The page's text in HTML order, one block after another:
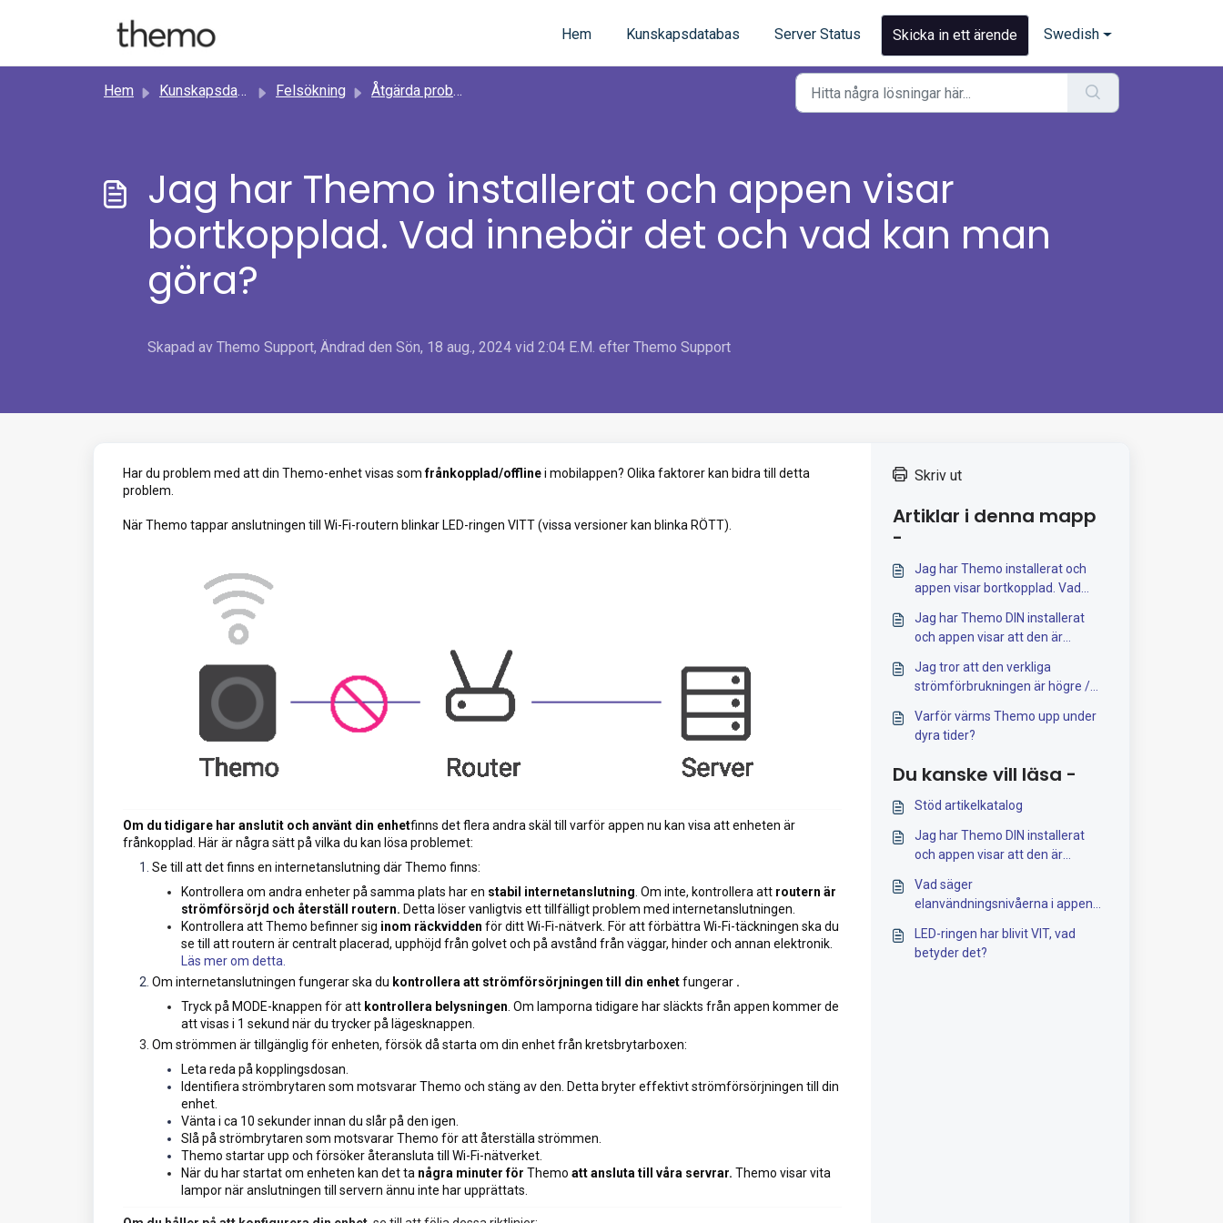
Hem
Kunskapsdatabas Server Status Skicka in ett ärende Swedish
Hem Kunskapsdatabas Felsökning Åtgärda problem med Themo-applikationer
Jag har Themo installerat och appen visar
bortkopplad. Vad innebär det och vad kan man
göra?
Skapad av Themo Support, Ändrad den Sön, 18 aug., 2024 vid 2:04 E.M. efter Themo Support
Har du problem med att din Themo-enhet visas somfrånkopplad/offlinei mobilappen? Olika faktorer kan bidra till detta
problem.
När Themo tappar anslutningen till Wi-Fi-routern blinkar LED-ringen VITT (vissa versioner kan blinka RÖTT).
Om du tidigare har anslutit och använt din enhetfinns det flera andra skäl till varför appen nu kan visa att enheten är
frånkopplad. Här är några sätt på vilka du kan lösa problemet:
Se till att det finns en internetanslutning där Themo finns:
Kontrollera om andra enheter på samma plats har en stabil internetanslutning . Om inte, kontrollera att routern är
strömförsörjd och återställ routern. Detta löser vanligtvis ett tillfälligt problem med internetanslutningen.
Kontrollera att Themo befinner sig inom räckvidden för ditt Wi-Fi-nätverk. För att förbättra Wi-Fi-täckningen ska du
se till att routern är centralt placerad, upphöjd från golvet och på avstånd från väggar, hinder och annan elektronik.
Läs mer om detta.
Om internetanslutningen fungerar ska du kontrollera att strömförsörjningen till din enhetfungerar .
Tryck på MODE-knappen för att kontrollera belysningen . Om lamporna tidigare har släckts från appen kommer de
att visas i 1 sekund när du trycker på lägesknappen.
Om strömmen är tillgänglig för enheten, försök då starta om din enhetfrån kretsbrytarboxen:
Leta reda på kopplingsdosan.
Identifiera strömbrytaren som motsvarar Themo och stäng av den. Detta bryter effektivt strömförsörjningen till din
enhet.
Vänta i ca 10 sekunder innan du slår på den igen.
Slå på strömbrytaren som motsvarar Themo för att återställa strömmen.
Themo startar upp och försöker återansluta till Wi-Fi-nätverket.
När du har startat om enheten kan det ta några minuter för Themo att ansluta till våra servrar. Themo visar vita
lampor när anslutningen till servern ännu inte har upprättats.
Skriv ut
Artiklar i denna mapp
-
Jag har Themo installerat och
appen visar bortkopplad. Vad
göra?
Jag har Themo DIN installerat
och appen visar att den är
vad kan man göra?
Jag tror att den verkliga
strömförbrukningen är högre /
göra?
Varför värms Themo upp under
dyra tider?
Du kanske vill läsa -
Stöd artikelkatalog
Jag har Themo DIN installerat
och appen visar att den är
vad kan man göra?
Vad säger
elanvändningsnivåerna i appen
LED-ringen har blivit VIT, vad
betyder det?